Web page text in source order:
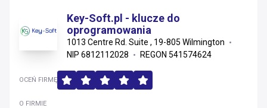
Key-Soft.pl - klucze do
oprogramowania
1013 Centre Rd. Suite , 19-805 Wilmington
NIP 6812112028
REGON 541574624
O FIRMIE
OCEŃ FIRMĘ